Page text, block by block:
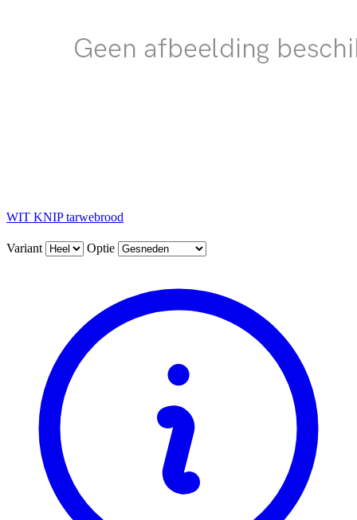
WIT KNIP tarwebrood
Variant Optie